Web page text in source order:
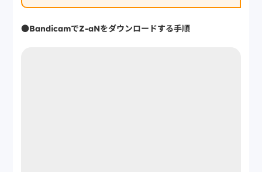
●BandicamでZ-aNをダウンロードする手順